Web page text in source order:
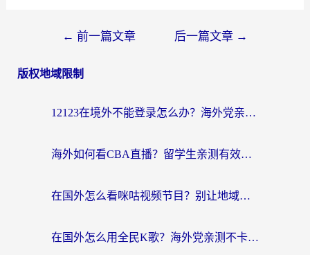
← 前一篇文章 后一篇文章 →
版权地域限制
12123在境外不能登录怎么办？海外党亲测有效的回国加速方案
海外如何看CBA直播？留学生亲测有效的体育赛事观看指南
在国外怎么看咪咕视频节目？别让地域限制挡住你的追剧自由
在国外怎么用全民K歌？海外党亲测不卡顿的回国加速秘籍